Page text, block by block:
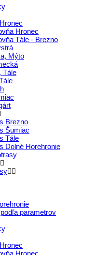
Hronec
Tále - Brezno
Mýto
Tále
Brezno
Šumiac
Tále
Dolné Horehronie
parametrov
Hronec